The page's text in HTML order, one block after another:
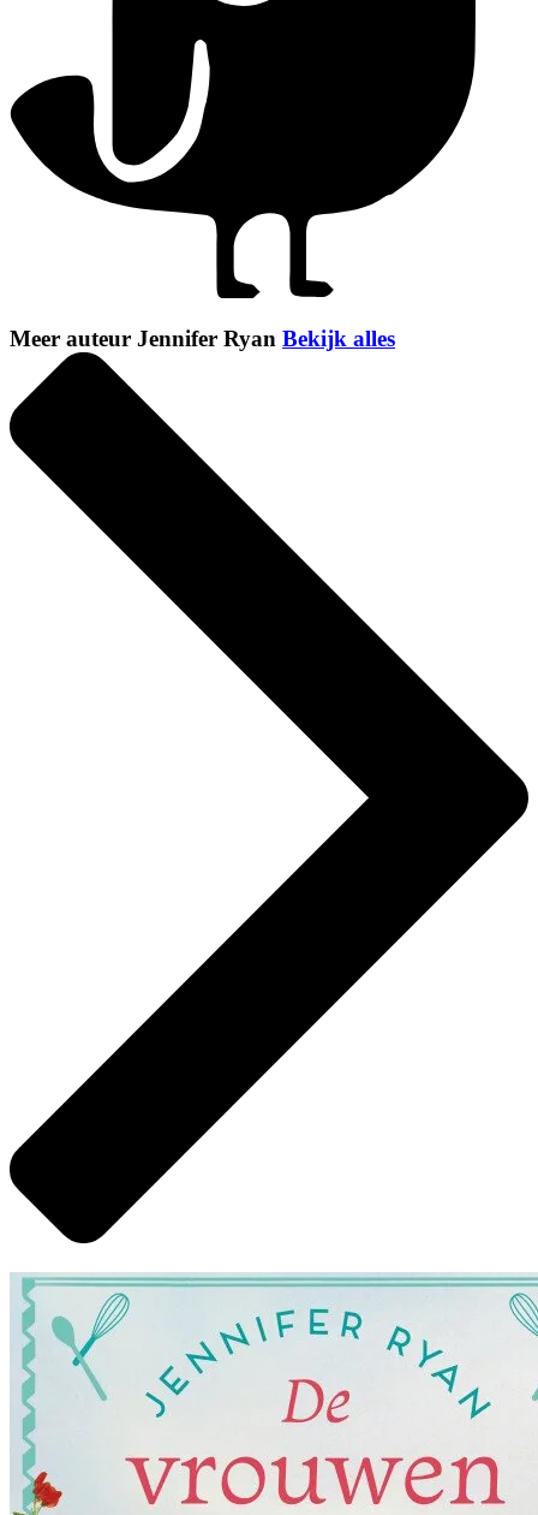
Meer auteur Jennifer Ryan Bekijk alles